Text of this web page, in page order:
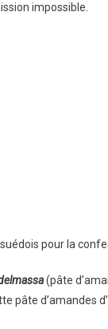
impossible.
pour la
(pâte
pâte d’amandes